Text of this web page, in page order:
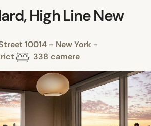
High Line New
10014 - New York -
338 camere